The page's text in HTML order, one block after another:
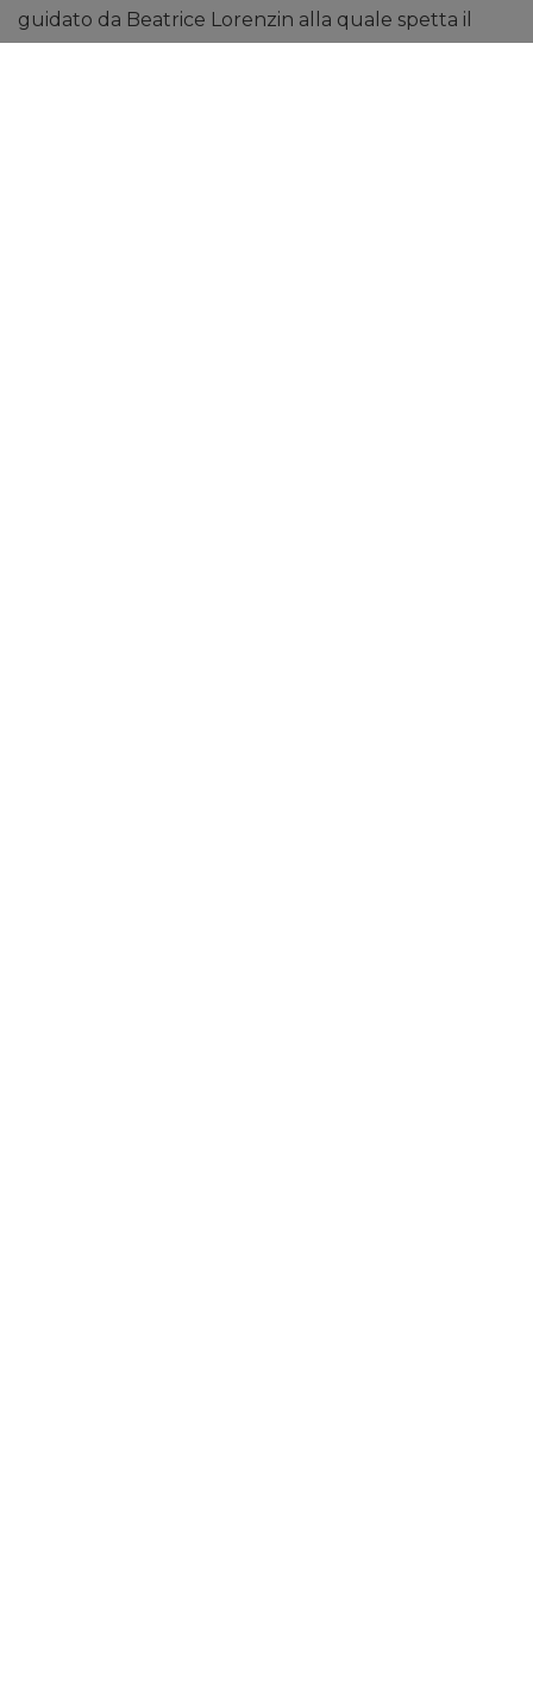
guidato da Beatrice Lorenzin alla quale spetta il